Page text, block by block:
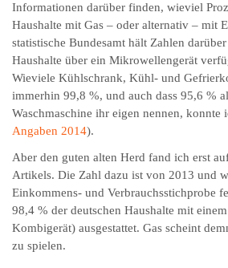
Informationen darüber finden, wieviel
Haushalte mit Gas – oder alternativ – mit
statistische Bundesamt hält Zahlen
Haushalte über ein Mikrowellengerät
Wieviele Kühlschrank, Kühl- und
immerhin 99,8 %, und auch dass 95,6 %
Waschmaschine ihr eigen nennen, konnte
Angaben 2014).
Aber den guten alten Herd fand ich erst
Artikels. Die Zahl dazu ist von 2013 und
Einkommens- und Verbrauchsstichprobe
98,4 % der deutschen Haushalte mit
Kombi­gerät) ausgestattet. Gas scheint
zu spielen.